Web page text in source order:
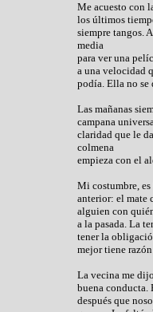
Me acuesto con
los últimos
siempre tangos.
media
para ver una
a una velocidad
podía. Ella no se
Las mañanas
campana
claridad que le
colmena
empieza con el
Mi costumbre,
anterior: el mate
alguien con
a la pasada. La
tener la
mejor tiene
La vecina me
buena conducta.
después que